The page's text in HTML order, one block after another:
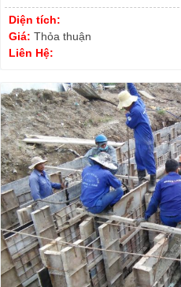
Diện tích:
Giá: Thỏa thuận
Liên Hệ: